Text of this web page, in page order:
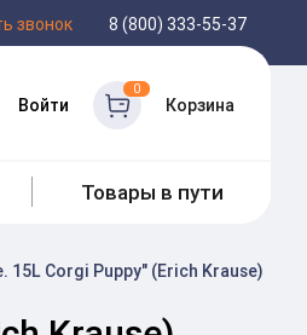
звонок 8 (800) 333-55-37
Войти
0
Корзина
Товары в пути
Corgi Puppy" (Erich Krause)